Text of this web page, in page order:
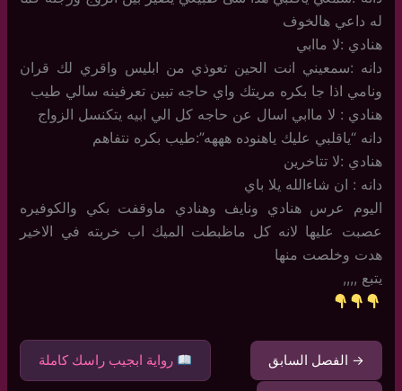
له داعي هالخوف
هنادي :لا ماابي
دانه :سمعيني انت الحين تعوذي من ابليس واقري لك قران
ونامي اذا جا بكره مريتك واي حاجه تبين تعرفينه سالي طيب
هنادي : لا ماابي اسال عن حاجه كل الي ابيه يتكنسل الزواج
دانه “ياقلبي عليك ياهنوده هههه”:طيب بكره نتفاهم
هنادي :لا تتاخرين
دانه : ان شاءالله يلا باي
اليوم عرس هنادي ونايف وهنادي ماوقفت بكي والكوفيره
عصبت عليها لانه كل ماظبطت الميك اب خربته في الاخير
هدت وخلصت منها
يتبع ,,,,
→ الفصل السابق رواية ابجيب راسك كاملة